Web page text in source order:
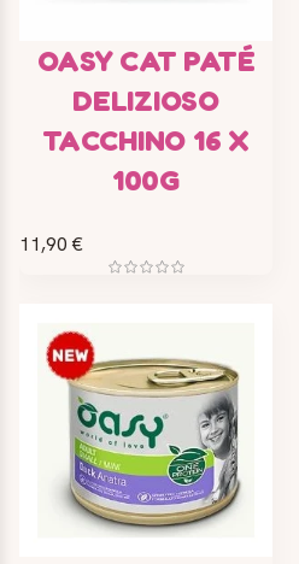
OASY CAT PATÉ
DELIZIOSO
TACCHINO 16 X
100G
11,90 €